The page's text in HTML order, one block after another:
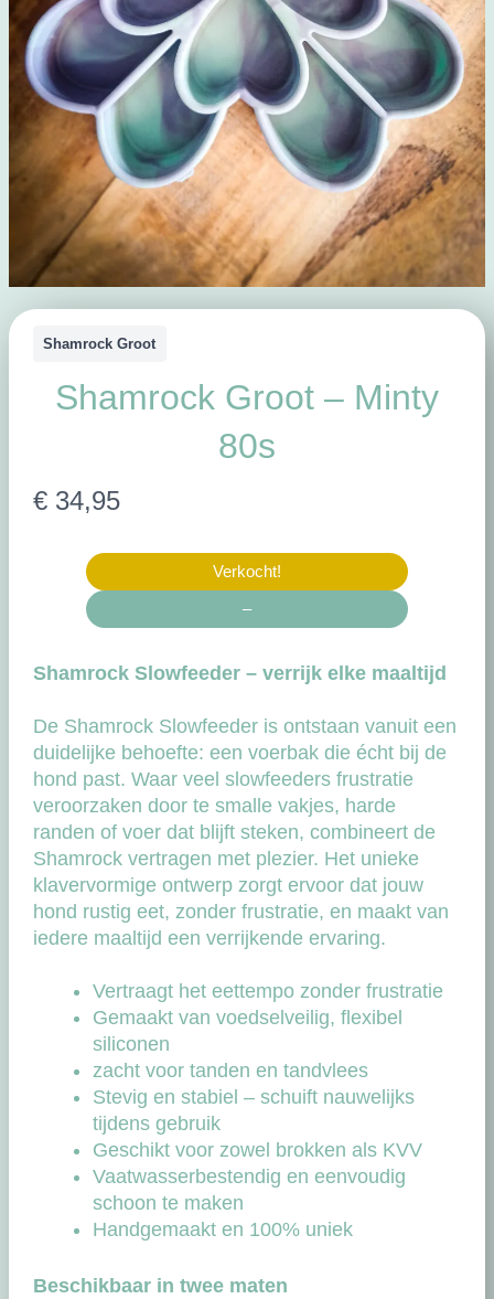
Shamrock Groot
Shamrock Groot – Minty
80s
N
€ 34,95
Verkocht!
–
Shamrock Slowfeeder – verrijk elke maaltijd
De Shamrock Slowfeeder is ontstaan vanuit een
duidelijke behoefte: een voerbak die écht bij de
hond past. Waar veel slowfeeders frustratie
veroorzaken door te smalle vakjes, harde
randen of voer dat blijft steken, combineert de
Shamrock vertragen met plezier. Het unieke
klavervormige ontwerp zorgt ervoor dat jouw
hond rustig eet, zonder frustratie, en maakt van
iedere maaltijd een verrijkende ervaring.
Vertraagt het eettempo zonder frustratie
Gemaakt van voedselveilig, flexibel
siliconen
zacht voor tanden en tandvlees
Stevig en stabiel – schuift nauwelijks
tijdens gebruik
Geschikt voor zowel brokken als KVV
Vaatwasserbestendig en eenvoudig
schoon te maken
Handgemaakt en 100% uniek
Beschikbaar in twee maten